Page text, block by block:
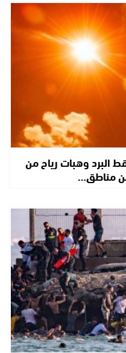
البرد وهبات رياح من
مناطق…